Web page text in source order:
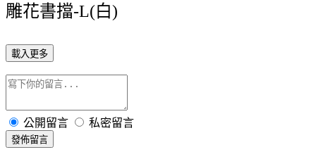
雕花書擋-L(白)
載入更多
公開留言 私密留言
發佈留言